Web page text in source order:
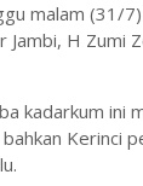
malam (31/
Jambi, H Zumi
kadarkum ini
Kerinci